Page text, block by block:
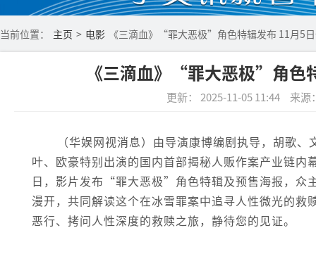
当前位置： 主页 > 电影 《三滴血》“罪大恶极”角色特辑发布 11月5
《三滴血》“罪大恶极”角色
更新： 2025-11-05 11:44 来源
（华娱网视消息）由导演康博编剧执导，胡歌
叶、欧豪特别出演的国内首部揭秘人贩作案产业链
日，影片发布“罪大恶极”角色特辑及预售海报，众
漫开，共同解读这个在冰雪罪案中追寻人性微光的
恶行、拷问人性深度的救赎之旅，静待您的见证。